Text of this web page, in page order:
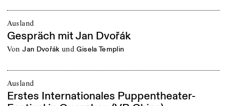
Ausland
Gespräch mit Jan Dvořák
von Jan Dvořák und Gisela Templin
Ausland
Erstes Internationales Puppentheater-